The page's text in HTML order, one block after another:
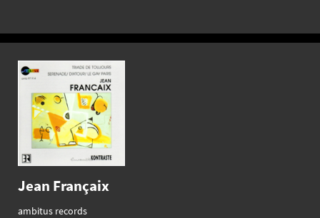
Jean Françaix
ambitus records